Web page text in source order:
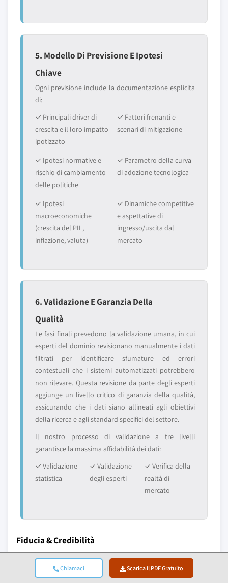
Chiamaci Scarica Il PDF Gratuito
5. Modello Di Previsione E Ipotesi
Chiave
Ogni previsione include la documentazione esplicita
di:
✓ Principali driver di
crescita e il loro impatto
ipotizzato
✓ Fattori frenanti e
scenari di mitigazione
✓ Ipotesi normative e
rischio di cambiamento
delle politiche
✓ Parametro della curva
di adozione tecnologica
✓ Ipotesi
macroeconomiche
(crescita del PIL,
inflazione, valuta)
✓ Dinamiche competitive
e aspettative di
ingresso/uscita dal
mercato
6. Validazione E Garanzia Della
Qualità
Le fasi finali prevedono la validazione umana, in cui
esperti del dominio revisionano manualmente i dati
filtrati per identificare sfumature ed errori
contestuali che i sistemi automatizzati potrebbero
non rilevare. Questa revisione da parte degli esperti
aggiunge un livello critico di garanzia della qualità,
assicurando che i dati siano allineati agli obiettivi
della ricerca e agli standard specifici del settore.
Il nostro processo di validazione a tre livelli
garantisce la massima affidabilità dei dati:
✓ Validazione
statistica
✓ Validazione
degli esperti
✓ Verifica della
realtà di
mercato
Fiducia & Credibilità
10+ A+